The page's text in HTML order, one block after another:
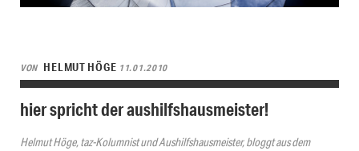
VON HELMUT HÖGE 11.01.2010
hier spricht der aushilfshausmeister!
Helmut Höge, taz-Kolumnist und Aushilfshausmeister, bloggt aus dem